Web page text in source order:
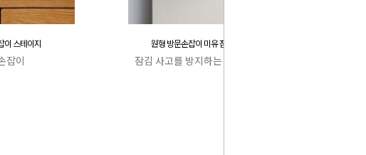
이 스테이지
잡이
원형 방문손잡이 미유 잠김 사고 방지
잠김 사고를 방지하는 특허 캐치박스